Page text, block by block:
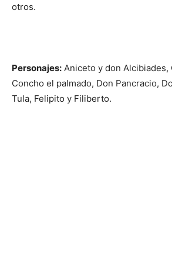
otros.
Personajes: Aniceto y don Alcibiades,
Concho el palmado, Don Pancracio,
Tula, Felipito y Filiberto.